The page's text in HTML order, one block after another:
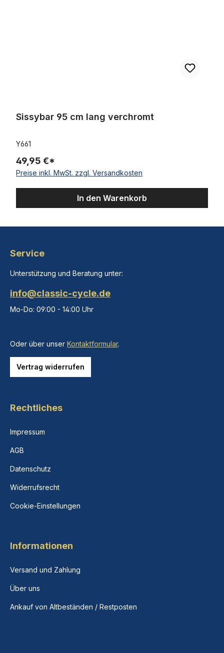
Sissybar 95 cm lang verchromt
Y661
49,95 €*
Preise inkl. MwSt. zzgl. Versandkosten
In den Warenkorb
Service
Unterstützung und Beratung unter:
info@classic-cycle.de
Mo-Do: 09:00 - 14:00 Uhr
Oder über unser Kontaktformular.
Vertrag widerrufen
Rechtliches
Impressum
AGB
Datenschutz
Widerrufsrecht
Cookie-Einstellungen
Informationen
Versand und Zahlung
Über uns
Ankauf von Altbeständen / Restposten